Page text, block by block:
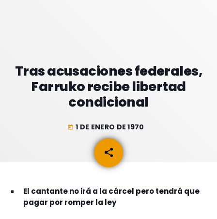
Tras acusaciones federales,
Farruko recibe libertad
condicional
today 1 DE ENERO DE 1970
share
email
El cantante no irá a la cárcel pero tendrá que
pagar por romper la ley